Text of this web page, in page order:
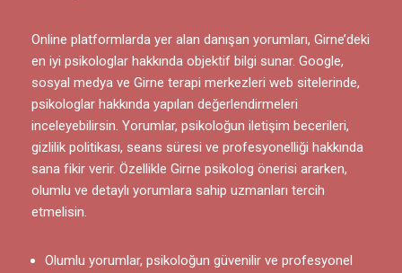
Online platformlarda yer alan danışan yorumları, Girne’deki
en iyi psikologlar hakkında objektif bilgi sunar. Google,
sosyal medya ve Girne terapi merkezleri web sitelerinde,
psikologlar hakkında yapılan değerlendirmeleri
inceleyebilirsin. Yorumlar, psikoloğun iletişim becerileri,
gizlilik politikası, seans süresi ve profesyonelliği hakkında
sana fikir verir. Özellikle Girne psikolog önerisi ararken,
olumlu ve detaylı yorumlara sahip uzmanları tercih
etmelisin.
Olumlu yorumlar, psikoloğun güvenilir ve profesyonel